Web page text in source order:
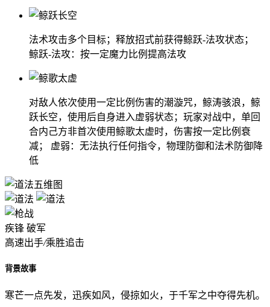
法术攻击多个目标；释放招式前获得鲸跃-法攻状态；
鲸跃-法攻：按一定魔力比例提高法攻
对敌人依次使用一定比例伤害的潮漩咒，鲸涛骇浪，鲸
跃长空，使用后自身进入虚弱状态；玩家对战中，单回
合内己方非首次使用鲸歌太虚时，伤害按一定比例衰
减； 虚弱：无法执行任何指令，物理防御和法术防御降
低
疾锋 破军
高速出手/乘胜追击
背景故事
寒芒一点先发，迅疾如风，侵掠如火，于千军之中夺得先机。